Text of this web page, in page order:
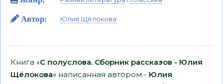
Автор: Юлия Щёлокова
Книга «С полуслова. Сборник рассказов - Юлия
Щёлокова» написанная автором - Юлия